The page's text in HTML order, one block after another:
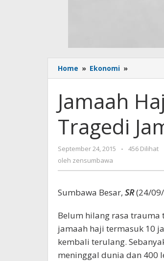
Home » Ekonomi »
Haji
Selamat
dari
Tragedi
Jamarat
Jamaah
Tragedi
September 24, 2015
oleh
-
456 Dilihat
oleh zensumbawa
Sumbawa Besar, SR(24/
Belum hilang rasa trauma
jamaah haji termasuk 10
kembali terulang.
meninggal dunia dan 400